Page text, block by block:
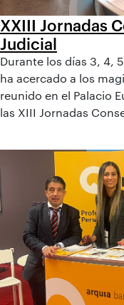
XXIII Jornadas
Judicial
Durante los días 3, 4,
ha acercado a los
reunido en el Palacio
las XIII Jornadas